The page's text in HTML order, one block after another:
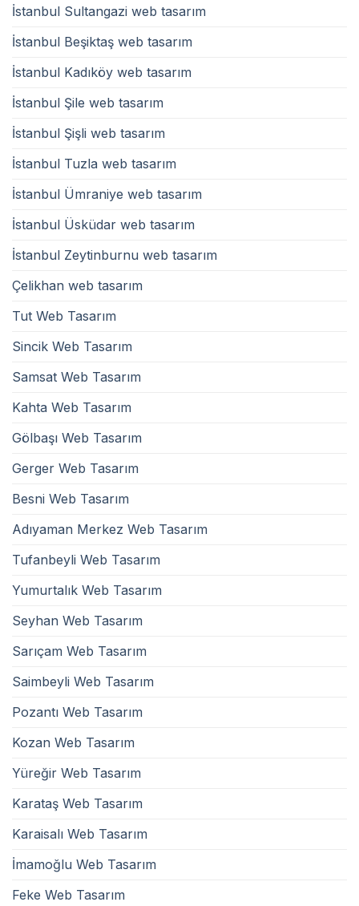
İstanbul Sultangazi web tasarım
İstanbul Beşiktaş web tasarım
İstanbul Kadıköy web tasarım
İstanbul Şile web tasarım
İstanbul Şişli web tasarım
İstanbul Tuzla web tasarım
İstanbul Ümraniye web tasarım
İstanbul Üsküdar web tasarım
İstanbul Zeytinburnu web tasarım
Çelikhan web tasarım
Tut Web Tasarım
Sincik Web Tasarım
Samsat Web Tasarım
Kahta Web Tasarım
Gölbaşı Web Tasarım
Gerger Web Tasarım
Besni Web Tasarım
Adıyaman Merkez Web Tasarım
Tufanbeyli Web Tasarım
Yumurtalık Web Tasarım
Seyhan Web Tasarım
Sarıçam Web Tasarım
Saimbeyli Web Tasarım
Pozantı Web Tasarım
Kozan Web Tasarım
Yüreğir Web Tasarım
Karataş Web Tasarım
Karaisalı Web Tasarım
İmamoğlu Web Tasarım
Feke Web Tasarım